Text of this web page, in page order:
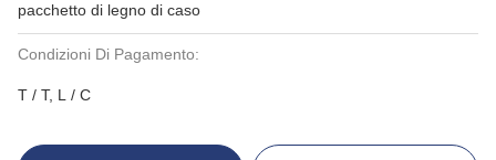
pacchetto di legno di caso
Condizioni Di Pagamento:
T / T, L / C